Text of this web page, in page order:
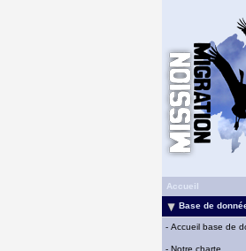
Accueil
Base de
- Accueil base de
- Notre charte